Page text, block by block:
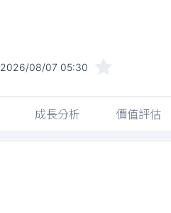
2026/08/07 05:30
成長分析 價值評估